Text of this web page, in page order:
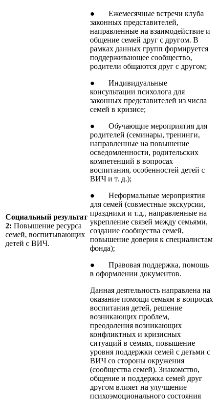
Социальный результат
2: Повышение ресурса
семей, воспитывающих
детей с ВИЧ.
● Ежемесячные встречи клуба
законных представителей,
направленные на взаимодействие и
общение семей друг с другом. В
рамках данных групп формируется
поддерживающее сообщество,
родители общаются друг с другом;
● Индивидуальные
консультации психолога для
законных представителей из числа
семей в кризисе;
● Обучающие мероприятия для
родителей (семинары, тренинги,
направленные на повышение
осведомленности, родительских
компетенций в вопросах
воспитания, особенностей детей с
ВИЧ и т. д.);
● Неформальные мероприятия
для семей (совместные экскурсии,
праздники и т.д., направленные на
укрепление связей между семьями,
создание сообщества семей,
повышение доверия к специалистам
фонда);
● Правовая поддержка, помощь
в оформлении документов.
Данная деятельность направлена на
оказание помощи семьям в вопросах
воспитания детей, решение
возникающих проблем,
преодоления возникающих
конфликтных и кризисных
ситуаций в семьях, повышение
уровня поддержки семей с детьми с
ВИЧ со стороны окружения
(сообщества семей). Знакомство,
общение и поддержка семей друг
другом влияет на улучшение
психоэмоционального состояния